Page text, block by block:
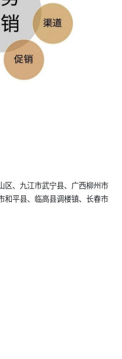
区、九江市武宁县、广西柳州市
和平县、临高县调楼镇、长春市